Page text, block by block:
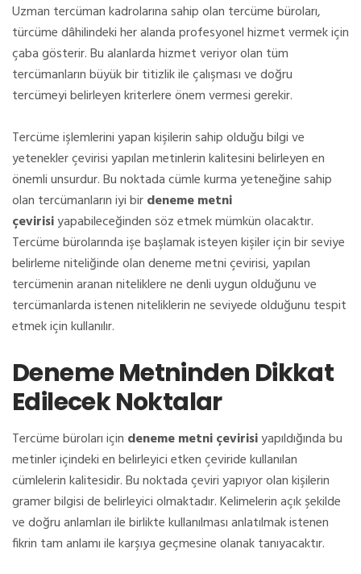
Uzman tercüman kadrolarına sahip olan tercüme büroları,
türcüme dâhilindeki her alanda profesyonel hizmet vermek için
çaba gösterir. Bu alanlarda hizmet veriyor olan tüm
tercümanların büyük bir titizlik ile çalışması ve doğru
tercümeyi belirleyen kriterlere önem vermesi gerekir.
Tercüme işlemlerini yapan kişilerin sahip olduğu bilgi ve
yetenekler çevirisi yapılan metinlerin kalitesini belirleyen en
önemli unsurdur. Bu noktada cümle kurma yeteneğine sahip
olan tercümanların iyi birdeneme metni
çevirisiyapabileceğinden söz etmek mümkün olacaktır.
Tercüme bürolarında işe başlamak isteyen kişiler için bir seviye
belirleme niteliğinde olan deneme metni çevirisi, yapılan
tercümenin aranan niteliklere ne denli uygun olduğunu ve
tercümanlarda istenen niteliklerin ne seviyede olduğunu tespit
etmek için kullanılır.
Deneme Metninden Dikkat
Edilecek Noktalar
Tercüme büroları için deneme metni çevirisiyapıldığında bu
metinler içindeki en belirleyici etken çeviride kullanılan
cümlelerin kalitesidir. Bu noktada çeviri yapıyor olan kişilerin
gramer bilgisi de belirleyici olmaktadır. Kelimelerin açık şekilde
ve doğru anlamları ile birlikte kullanılması anlatılmak istenen
fikrin tam anlamı ile karşıya geçmesine olanak tanıyacaktır.